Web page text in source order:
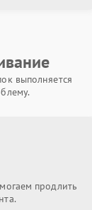
выполняется
продлить